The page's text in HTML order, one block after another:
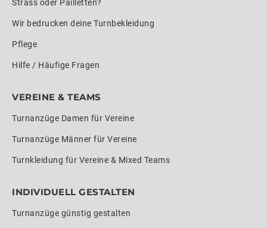
Strass oder Pailletten?
Wir bedrucken deine Turnbekleidung
Pflege
Hilfe / Häufige Fragen
VEREINE & TEAMS
Turnanzüge Damen für Vereine
Turnanzüge Männer für Vereine
Turnkleidung für Vereine & Mixed Teams
INDIVIDUELL GESTALTEN
Turnanzüge günstig gestalten